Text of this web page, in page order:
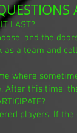
LAST?
and the
a team and
where
After this time,
players. If